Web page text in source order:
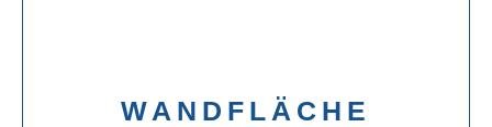
WANDFLÄCHE